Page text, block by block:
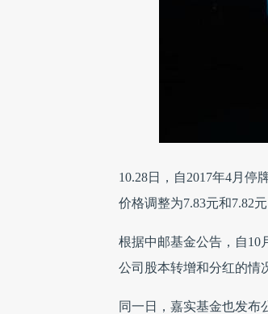
10.28日，自2017年4月
价格调整为7.83元和7.82元
根据中邮基金公告，自10
公司股本转增和分红的情
同一日，嘉实基金也发布